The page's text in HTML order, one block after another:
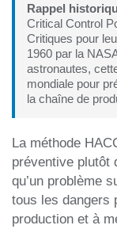
Rappel
Critical Control
Critiques pour
1960 par la
astronautes,
mondiale pour
la chaîne de
La méthode
préventive plutôt
qu’un problème
tous les dangers
production et à